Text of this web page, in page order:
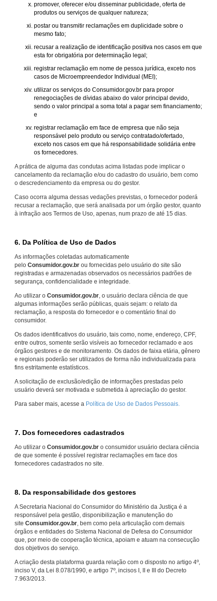
promover, oferecer e/ou disseminar publicidade, oferta de
produtos ou serviços de qualquer natureza;
postar ou transmitir reclamações em duplicidade sobre o
mesmo fato;
recusar a realização de identificação positiva nos casos em que
esta for obrigatória por determinação legal;
registrar reclamação em nome de pessoa jurídica, exceto nos
casos de Microempreendedor Individual (MEI);
utilizar os serviços do Consumidor.gov.br para propor
renegociações de dívidas abaixo do valor principal devido,
sendo o valor principal a soma total a pagar sem financiamento;
e
registrar reclamação em face de empresa que não seja
responsável pelo produto ou serviço contratado/ofertado,
exceto nos casos em que há responsabilidade solidária entre
os fornecedores.
A prática de alguma das condutas acima listadas pode implicar o
cancelamento da reclamação e/ou do cadastro do usuário, bem como
o descredenciamento da empresa ou do gestor.
Caso ocorra alguma dessas vedações previstas, o fornecedor poderá
recusar a reclamação, que será analisada por um órgão gestor, quanto
à infração aos Termos de Uso, apenas, num prazo de até 15 dias.
6. Da Política de Uso de Dados
As informações coletadas automaticamente
pelo Consumidor.gov.br ou fornecidas pelo usuário do site são
registradas e armazenadas observados os necessários padrões de
segurança, confidencialidade e integridade.
Ao utilizar o Consumidor.gov.br , o usuário declara ciência de que
algumas informações serão públicas, quais sejam: o relato da
reclamação, a resposta do fornecedor e o comentário final do
consumidor.
Os dados identificativos do usuário, tais como, nome, endereço, CPF,
entre outros, somente serão visíveis ao fornecedor reclamado e aos
órgãos gestores e de monitoramento. Os dados de faixa etária, gênero
e regionais poderão ser utilizados de forma não individualizada para
fins estritamente estatísticos.
A solicitação de exclusão/edição de informações prestadas pelo
usuário deverá ser motivada e submetida à apreciação do gestor.
Para saber mais, acesse a Política de Uso de Dados Pessoais.
7. Dos fornecedores cadastrados
Ao utilizar o Consumidor.gov.br o consumidor usuário declara ciência
de que somente é possível registrar reclamações em face dos
fornecedores cadastrados no site.
8. Da responsabilidade dos gestores
A Secretaria Nacional do Consumidor do Ministério da Justiça é a
responsável pela gestão, disponibilização e manutenção do
site Consumidor.gov.br, bem como pela articulação com demais
órgãos e entidades do Sistema Nacional de Defesa do Consumidor
que, por meio de cooperação técnica, apoiam e atuam na consecução
dos objetivos do serviço.
A criação desta plataforma guarda relação com o disposto no artigo 4º,
inciso V, da Lei 8.078/1990, e artigo 7º, incisos I, II e III do Decreto
7.963/2013.